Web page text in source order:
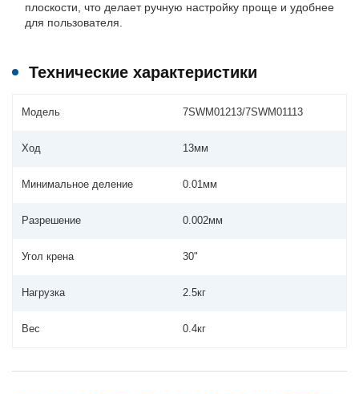
плоскости, что делает ручную настройку проще и удобнее
для пользователя.
Технические характеристики
Модель 7SWM01213/7SWM01113
Ход 13мм
Минимальное деление 0.01мм
Разрешение 0.002мм
Угол крена 30"
Нагрузка 2.5кг
Вес 0.4кг